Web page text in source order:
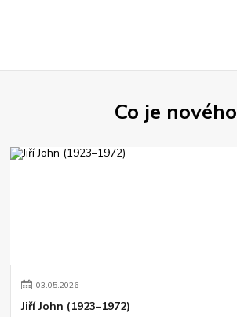
Co je nového
03.05.2026
Jiří John (1923–1972)